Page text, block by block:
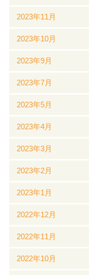
2023年11月
2023年10月
2023年9月
2023年7月
2023年5月
2023年4月
2023年3月
2023年2月
2023年1月
2022年12月
2022年11月
2022年10月